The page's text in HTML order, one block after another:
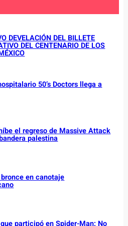
DEVELACIÓN DEL BILLETE
DEL CENTENARIO DE LOS
50’s Doctors llega a
el regreso de Massive Attack
palestina
en canotaje
participó en Spider-Man: No